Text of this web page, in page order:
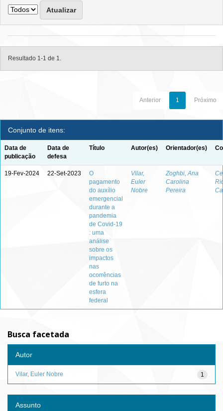
Resultado 1-1 de 1.
Anterior 1 Próximo
Conjunto de itens:
Data de
publicação
Data de
defesa
Título Autor(es) Orientador(es)
19-Fev-2024 22-Set-2023
O
pagamento
do auxílio
emergencial
durante a
pandemia
de Covid-19
: uma
análise
sobre os
impactos
nas
ocorrências
de furto na
esfera
federal
Vilar,
Euler
Nobre
Zoghbi, Ana
Carolina
Pereira
Busca facetada
Autor
1
Vilar, Euler Nobre
Assunto